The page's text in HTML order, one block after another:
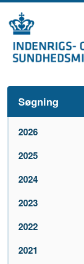
Søgning
2026
2025
2024
2023
2022
2021